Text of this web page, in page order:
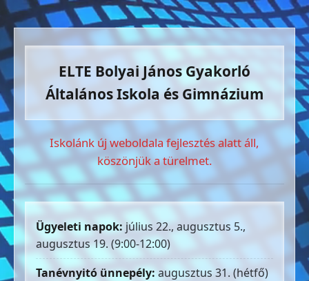
ELTE Bolyai János Gyakorló
Általános Iskola és Gimnázium
Iskolánk új weboldala fejlesztés alatt áll,
köszönjük a türelmet.
Ügyeleti napok: július 22., augusztus 5.,
augusztus 19. (9:00-12:00)
Tanévnyitó ünnepély: augusztus 31. (hétfő)